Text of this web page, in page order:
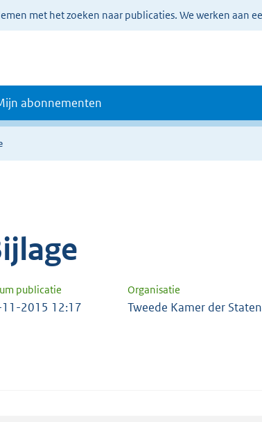
met het zoeken naar publicaties. We werken aan
abonnementen
publicatie Organisatie
2015 12:17 Tweede Kamer der